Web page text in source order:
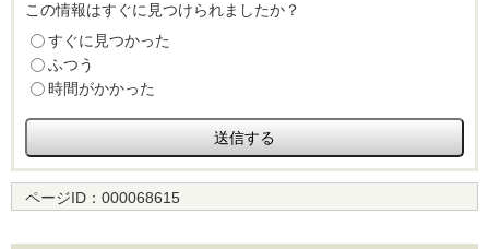
この情報はすぐに見つけられましたか？
すぐに見つかった
ふつう
時間がかかった
ページID： 000068615